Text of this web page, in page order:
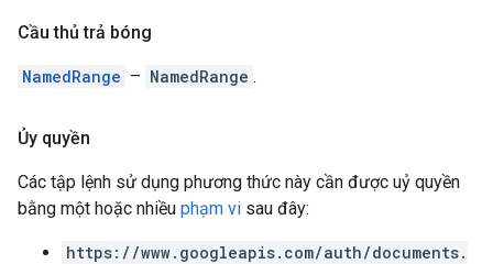
Cầu thủ trả bóng
NamedRange – NamedRange .
Ủy quyền
Các tập lệnh sử dụng phương thức này cần được uỷ quyền
bằng một hoặc nhiều phạm vi sau đây:
https://www.googleapis.com/auth/documents.